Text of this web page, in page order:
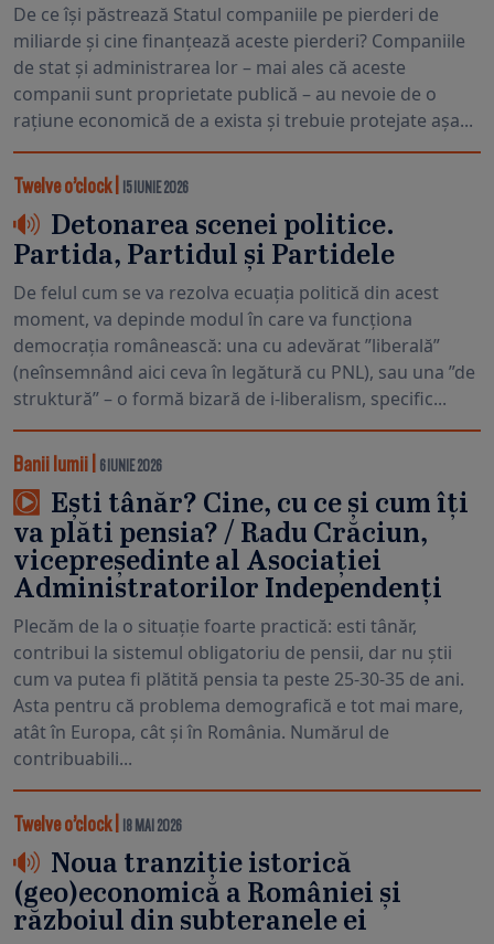
De ce își păstrează Statul companiile pe pierderi de
miliarde și cine finanțează aceste pierderi? Companiile
de stat și administrarea lor – mai ales că aceste
companii sunt proprietate publică – au nevoie de o
rațiune economică de a exista și trebuie protejate așa...
Twelve o’clock| 15 IUNIE 2026
Detonarea scenei politice.
Partida, Partidul și Partidele
De felul cum se va rezolva ecuația politică din acest
moment, va depinde modul în care va funcționa
democrația românească: una cu adevărat ”liberală”
(neînsemnând aici ceva în legătură cu PNL), sau una ”de
struktură” – o formă bizară de i-liberalism, specific...
Banii lumii 6 IUNIE 2026
Ești tânăr? Cine, cu ce și cum îți
va plăti pensia? / Radu Crăciun,
vicepreședinte al Asociației
Administratorilor Independenți
Plecăm de la o situație foarte practică: esti tânăr,
contribui la sistemul obligatoriu de pensii, dar nu știi
cum va putea fi plătită pensia ta peste 25-30-35 de ani.
Asta pentru că problema demografică e tot mai mare,
atât în Europa, cât și în România. Numărul de
contribuabili...
Twelve o’clock| 18 MAI 2026
Noua tranziție istorică
(geo)economică a României și
războiul din subteranele ei